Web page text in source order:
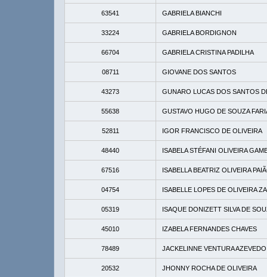
63541 GABRIELA BIANCHI
33224 GABRIELA BORDIGNON
66704 GABRIELA CRISTINA PADILHA
08711 GIOVANE DOS SANTOS
43273 GUNARO LUCAS DOS SANTOS
55638 GUSTAVO HUGO DE SOUZA
52811 IGOR FRANCISCO DE OLIVEIRA
48440 ISABELA STÉFANI OLIVEIRA
67516 ISABELLA BEATRIZ OLIVEIRA
04754 ISABELLE LOPES DE OLIVEIRA
05319 ISAQUE DONIZETT SILVA DE
45010 IZABELA FERNANDES CHAVES
78489 JACKELINNE VENTURA AZEVEDO
20532 JHONNY ROCHA DE OLIVEIRA